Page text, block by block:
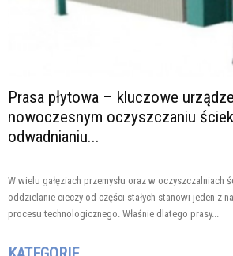
Prasa płytowa – kluczowe
nowoczesnym oczyszczaniu
odwadnianiu...
W wielu gałęziach przemysłu oraz w oczyszczalniach
oddzielanie cieczy od części stałych stanowi jeden z
procesu technologicznego. Właśnie dlatego prasy...